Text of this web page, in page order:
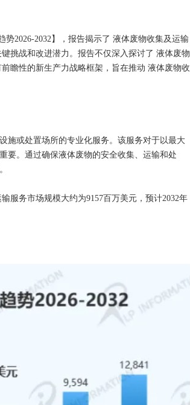
2026-2032】，报告揭示了 液体废物收集及运输
挑战和改进潜力。报告不仅深入探讨了 液体废物
瞻性的新生产力战略框架，旨在推动 液体废物收
施或处置场所的专业化服务。该服务对于以最大
要。通过确保液体废物的安全收集、运输和处
服务市场规模大约为9157百万美元，预计2032年